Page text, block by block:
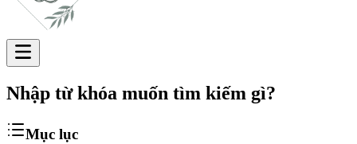
Nhập từ khóa muốn tìm kiếm gì?
Mục lục